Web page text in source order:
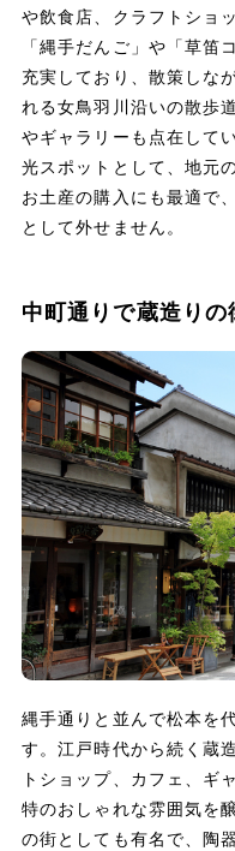
や飲食店、クラフトショ
「縄手だんご」や「草笛
充実しており、散策しな
れる女鳥羽川沿いの散歩
やギャラリーも点在して
光スポットとして、地元
お土産の購入にも最適で
として外せません。
中町通りで蔵造り
縄手通りと並んで松本を
す。江戸時代から続く蔵
トショップ、カフェ、ギ
特のおしゃれな雰囲気を
の街としても有名で、陶